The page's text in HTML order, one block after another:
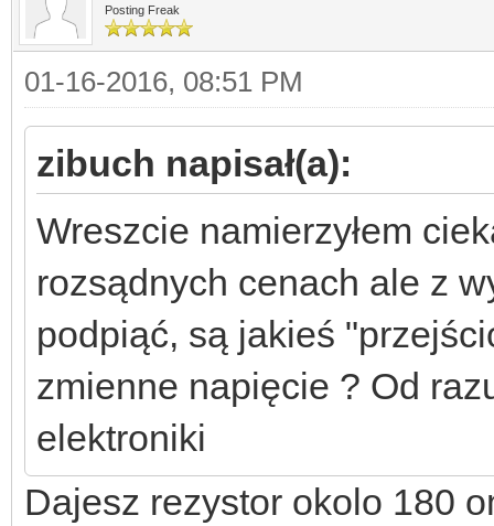
Posting Freak
01-16-2016, 08:51 PM
zibuch napisał(a):
Wreszcie namierzyłem
rozsądnych cenach ale z
podpiąć, są jakieś
zmienne napięcie ? Od
elektroniki
Dajesz rezystor okolo 180